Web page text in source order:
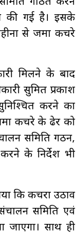
की गई है। इसके
से जमा कचरे
मिलने के बाद
सुमित प्रकाश
करने का
कचरे के ढेर को
समिति गठन,
के निर्देश भी
कि कचरा उठाव
समिति एवं
साथ ही